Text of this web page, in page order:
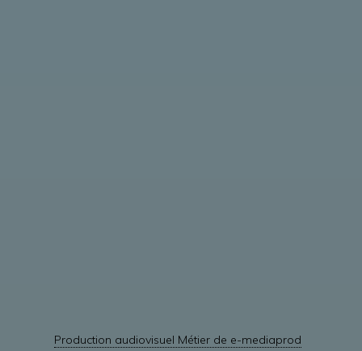
Production audiovisuel Métier de e-mediaprod